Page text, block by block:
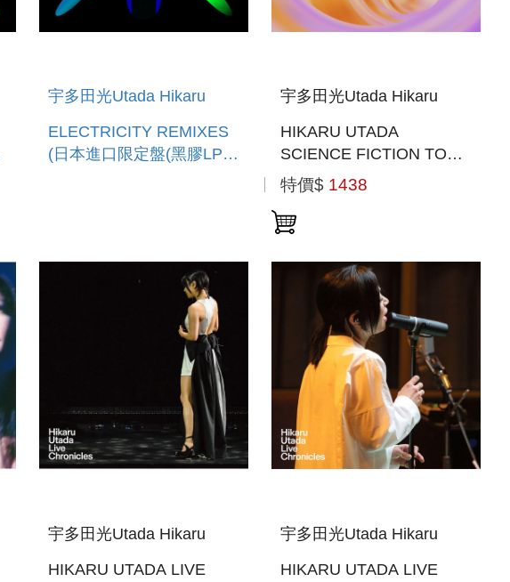
宇多田光Utada Hikaru
ELECTRICITY REMIXES
(日本進口限定盤(黑膠LP))
宇多田光Utada Hikaru
HIKARU UTADA
SCIENCE FICTION TOUR
2024(索尼進口通常盤BD)
特價$ 1438
宇多田光Utada Hikaru
HIKARU UTADA LIVE
宇多田光Utada Hikaru
HIKARU UTADA LIVE